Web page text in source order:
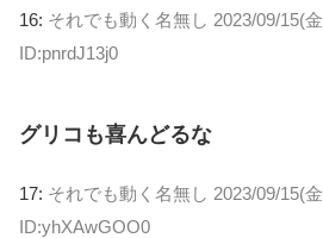
16: それでも動く名無し 2023/09/15(
ID:pnrdJ13j0
グリコも喜んどるな
17: それでも動く名無し 2023/09/15(
ID:yhXAwGOO0